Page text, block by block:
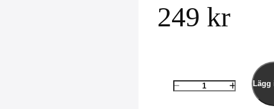
249 kr
Antal
Lägg